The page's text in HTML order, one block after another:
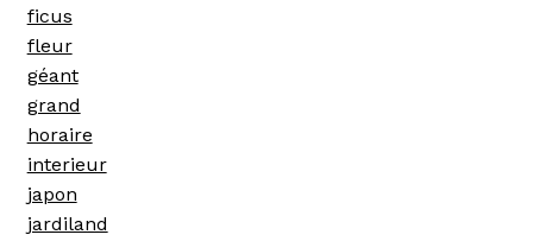
ficus
fleur
géant
grand
horaire
interieur
japon
jardiland